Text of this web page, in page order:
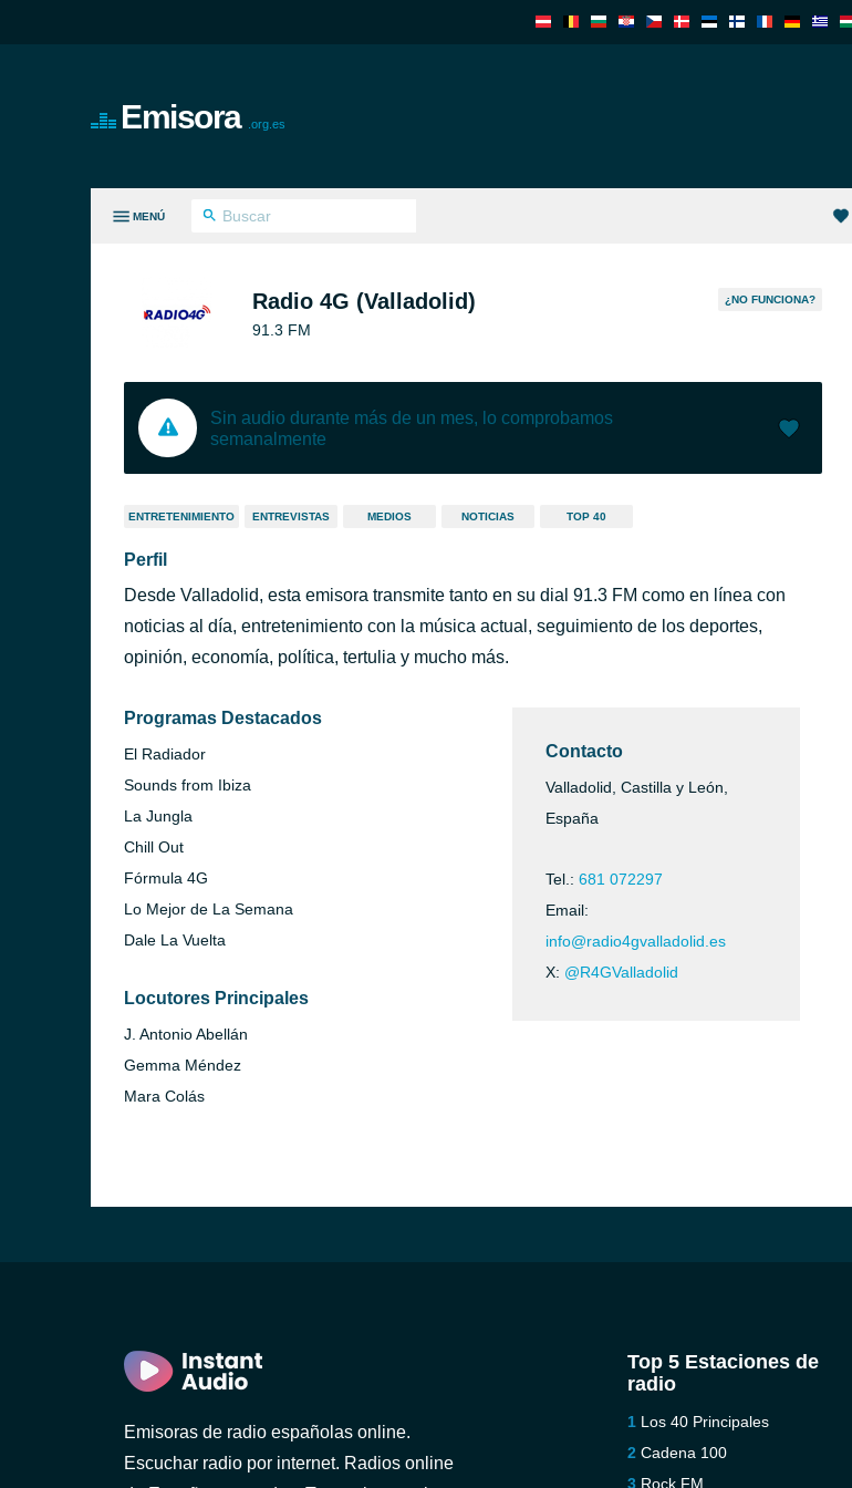
Emisora .org.es
MENÚ
Radio 4G (Valladolid)
91.3 FM
¿NO FUNCIONA?
Sin audio durante más de un mes, lo comprobamos
semanalmente
ENTRETENIMIENTO ENTREVISTAS MEDIOS NOTICIAS TOP 40
Perfil
Desde Valladolid, esta emisora transmite tanto en su dial 91.3 FM como en línea con
noticias al día, entretenimiento con la música actual, seguimiento de los deportes,
opinión, economía, política, tertulia y mucho más.
Programas Destacados
El Radiador
Sounds from Ibiza
La Jungla
Chill Out
Fórmula 4G
Lo Mejor de La Semana
Dale La Vuelta
Locutores Principales
J. Antonio Abellán
Gemma Méndez
Mara Colás
Contacto
Valladolid, Castilla y León,
España
Tel.: 681 072297
Email:
info@radio4gvalladolid.es
X: @R4GValladolid
Emisoras de radio españolas online.
Escuchar radio por internet. Radios online
Top 5 Estaciones de
radio
Los 40 Principales
Cadena 100
Rock FM